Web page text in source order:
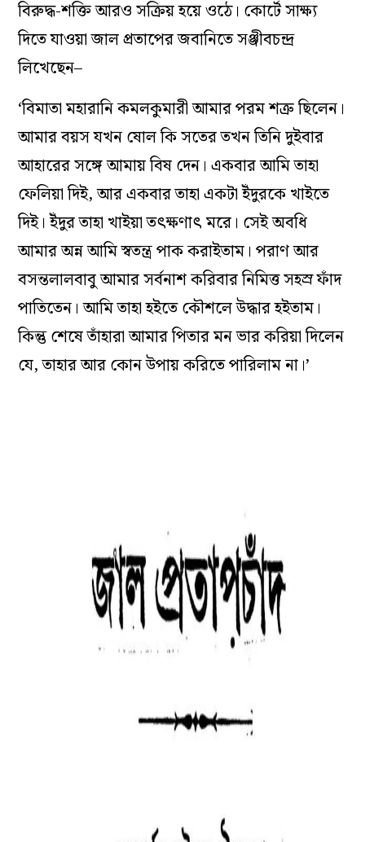
বিরুদ্ধ-শক্তি আরও সক্রিয় হয়ে ওঠে। কোর্টে সাক্ষ্য
দিতে যাওয়া জাল প্রতাপের জবানিতে সঞ্জীবচন্দ্র
লিখেছেন–
‘বিমাতা মহারানি কমলকুমারী আমার পরম শত্রু ছিলেন।
আমার বয়স যখন ষোল কি সতের তখন তিনি দুইবার
আহারের সঙ্গে আমায় বিষ দেন। একবার আমি তাহা
ফেলিয়া দিই, আর একবার তাহা একটা ইঁদুরকে খাইতে
দিই। ইঁদুর তাহা খাইয়া তৎক্ষণাৎ মরে। সেই অবধি
আমার অন্ন আমি স্বতন্ত্র পাক করাইতাম। পরাণ আর
বসন্তলালবাবু আমার সর্বনাশ করিবার নিমিত্ত সহস্র ফাঁদ
পাতিতেন। আমি তাহা হইতে কৌশলে উদ্ধার হইতাম।
কিন্তু শেষে তাঁহারা আমার পিতার মন ভার করিয়া দিলেন
যে, তাহার আর কোন উপায় করিতে পারিলাম না।’